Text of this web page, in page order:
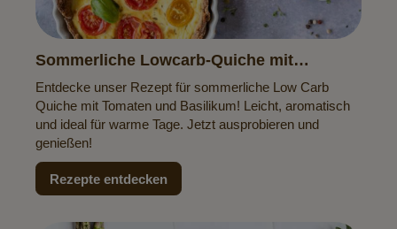
Sommerliche Lowcarb-Quiche mit
Entdecke unser Rezept für sommerliche Low Carb
Quiche mit Tomaten und Basilikum! Leicht, aromatisch
und ideal für warme Tage. Jetzt ausprobieren und
genießen!
Rezepte entdecken